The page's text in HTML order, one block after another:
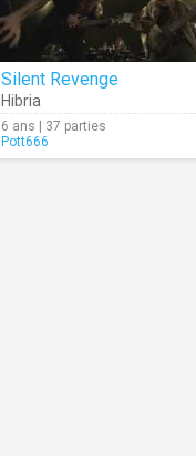
Silent Revenge
Hibria
6 ans | 37 parties
Pott666